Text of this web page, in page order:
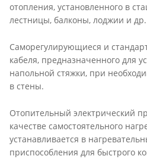
отопления, установленного в
лестницы, балконы, лоджии и др.
Саморегулирующиеся и
кабеля, предназначенного для
напольной стяжки, при
в стены.
Отопительный электрический
качестве самостоятельного
устанавливается в
приспособления для быстрого